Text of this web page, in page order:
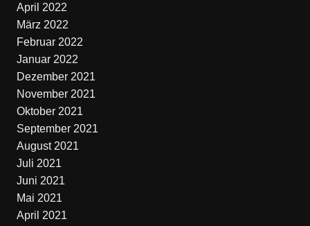
April 2022
März 2022
Februar 2022
Januar 2022
Dezember 2021
November 2021
Oktober 2021
September 2021
August 2021
Juli 2021
Juni 2021
Mai 2021
April 2021